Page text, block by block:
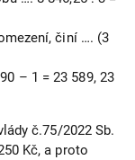
činí …. (3
– 1 = 23 589, 23
č.75/2022 Sb.
Kč, a proto